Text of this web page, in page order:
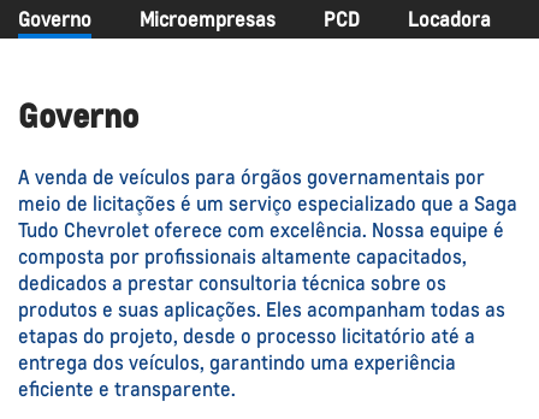
Microempresas PCD Locadora
Governo
Governo
A venda de veículos para órgãos governamentais por
meio de licitações é um serviço especializado que a Saga
Tudo Chevrolet oferece com excelência. Nossa equipe é
composta por profissionais altamente capacitados,
dedicados a prestar consultoria técnica sobre os
produtos e suas aplicações. Eles acompanham todas as
etapas do projeto, desde o processo licitatório até a
entrega dos veículos, garantindo uma experiência
eficiente e transparente.